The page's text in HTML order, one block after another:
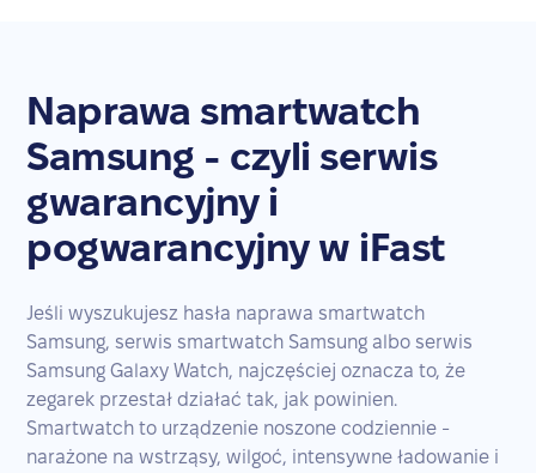
Naprawa smartwatch
Samsung - czyli serwis
gwarancyjny i
pogwarancyjny w iFast
Jeśli wyszukujesz hasła naprawa smartwatch
Samsung, serwis smartwatch Samsung albo serwis
Samsung Galaxy Watch, najczęściej oznacza to, że
zegarek przestał działać tak, jak powinien.
Smartwatch to urządzenie noszone codziennie -
narażone na wstrząsy, wilgoć, intensywne ładowanie i